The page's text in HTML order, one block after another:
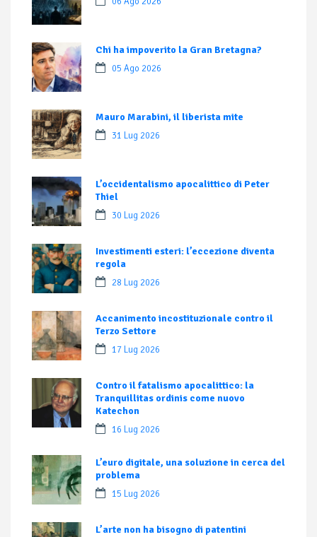
Chi ha impoverito la Gran Bretagna?
05 Ago 2026
Mauro Marabini, il liberista mite
31 Lug 2026
L’occidentalismo apocalittico di Peter
Thiel
30 Lug 2026
Investimenti esteri: l’eccezione diventa
regola
28 Lug 2026
Accanimento incostituzionale contro il
Terzo Settore
17 Lug 2026
Contro il fatalismo apocalittico: la
Tranquillitas ordinis come nuovo
Katechon
16 Lug 2026
L’euro digitale, una soluzione in cerca del
problema
15 Lug 2026
L’arte non ha bisogno di patentini